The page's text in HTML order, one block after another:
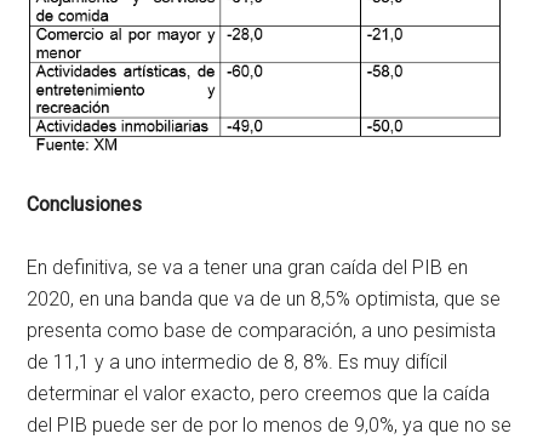
Conclusiones
En definitiva, se va a tener una gran caída del PIB en
2020, en una banda que va de un 8,5% optimista, que se
presenta como base de comparación, a uno pesimista
de 11,1 y a uno intermedio de 8, 8%. Es muy difícil
determinar el valor exacto, pero creemos que la caída
del PIB puede ser de por lo menos de 9,0%, ya que no se